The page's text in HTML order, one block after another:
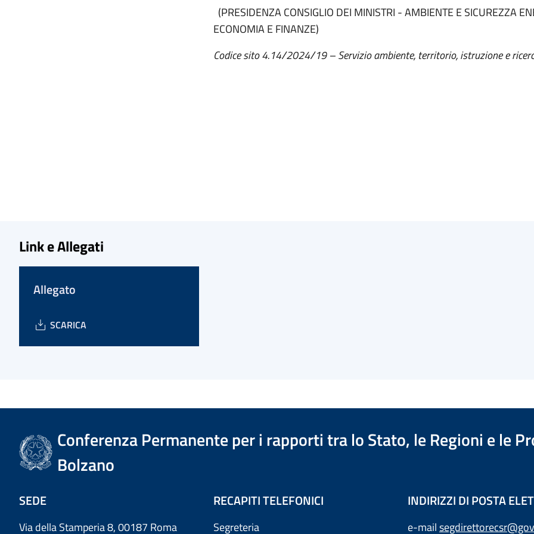
(PRESIDENZA CONSIGLIO DEI MINISTRI - AMBIENTE E SICUREZZA
ECONOMIA E FINANZE)
Codice sito 4.14/2024/19 – Servizio ambiente, territorio, istruzione e
Link e Allegati
Allegato
SCARICA
Conferenza Permanente per i rapporti tra lo Stato, le Regioni e le
Bolzano
SEDE
Via della Stamperia 8, 00187 Roma
RECAPITI TELEFONICI
Segreteria
INDIRIZZI DI POSTA
e-mail